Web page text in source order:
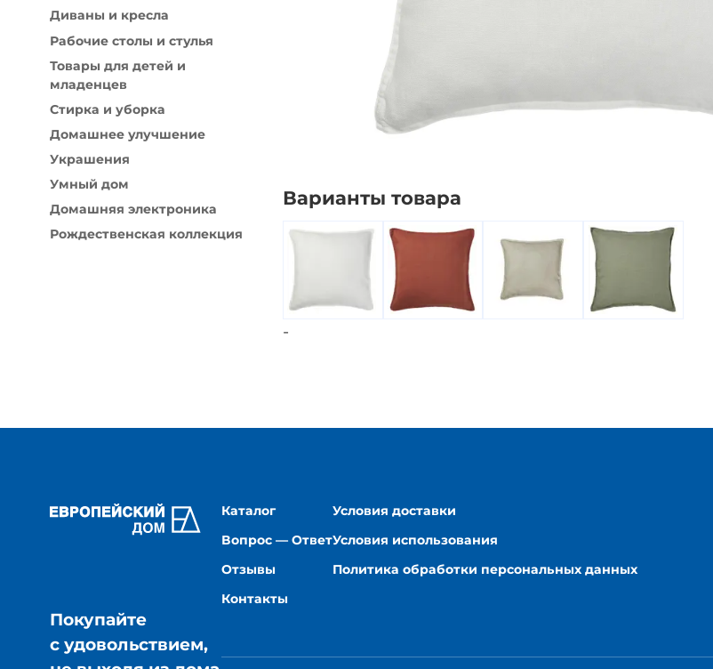
Диваны и кресла
Рабочие столы и стулья
Товары для детей и
младенцев
Стирка и уборка
Домашнее улучшение
Украшения
Умный дом
Домашняя электроника
Рождественская коллекция
Варианты товара
-
Покупайте
с удовольствием,
Каталог
Вопрос — Ответ
Отзывы
Контакты
Условия доставки
Условия использования
Политика обработки персональных данных